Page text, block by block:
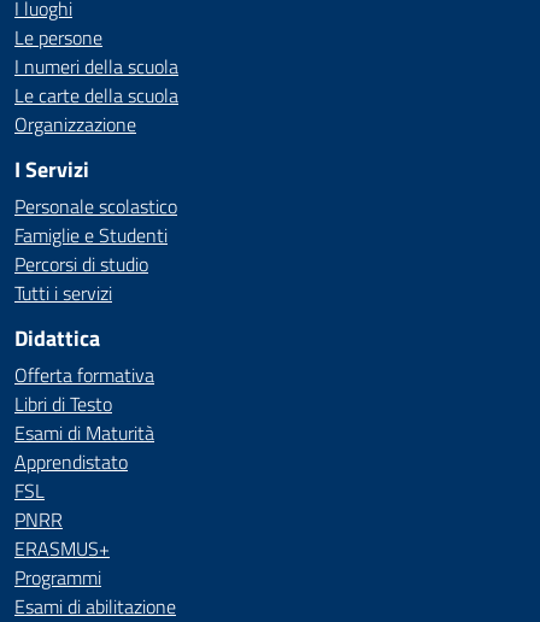
I luoghi
Le persone
I numeri della scuola
Le carte della scuola
Organizzazione
I Servizi
Personale scolastico
Famiglie e Studenti
Percorsi di studio
Tutti i servizi
Didattica
Offerta formativa
Libri di Testo
Esami di Maturità
Apprendistato
FSL
PNRR
ERASMUS+
Programmi
Esami di abilitazione